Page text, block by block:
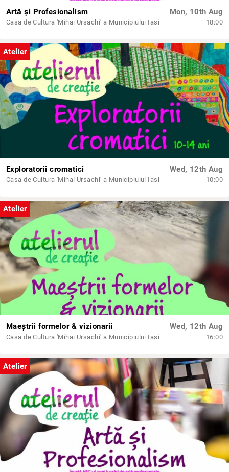
Artă și Profesionalism
Casa de Cultura 'Mihai Ursachi' a Municipiului Iasi
Mon, 10th Aug
18:00
Atelier
Exploratorii cromatici
Casa de Cultura 'Mihai Ursachi' a Municipiului Iasi
Wed, 12th Aug
10:00
Atelier
Maeștrii formelor & vizionarii
Casa de Cultura 'Mihai Ursachi' a Municipiului Iasi
Wed, 12th Aug
16:00
Atelier